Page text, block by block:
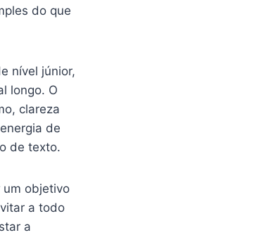
do que
nível júnior,
longo. O
clareza
de
de texto.
um objetivo
a todo
a